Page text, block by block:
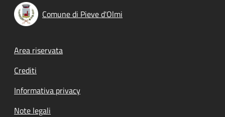
Comune di Pieve d'Olmi
Footer menu
Area riservata
Crediti
Informativa privacy
Note legali